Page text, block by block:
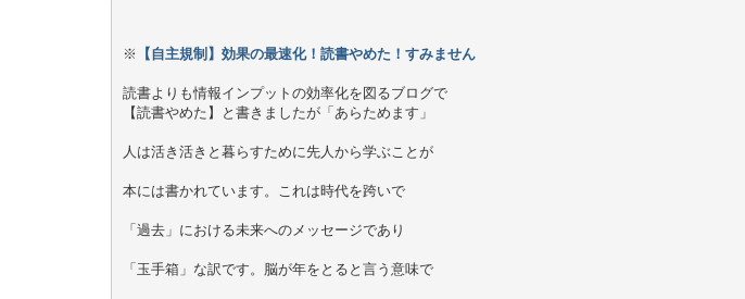
※ 【自主規制】効果の最速化！読書やめた！すみません
読書よりも情報インプットの効率化を図るブログで
【読書やめた】と書きましたが「あらためます」
人は活き活きと暮らすために先人から学ぶことが
本には書かれています。これは時代を跨いで
「過去」における未来へのメッセージであり
「玉手箱」な訳です。脳が年をとると言う意味で